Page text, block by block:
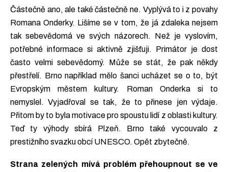
Částečně ano, ale také částečně ne. Vyplývá to i z povahy
Romana Onderky. Lišíme se v tom, že já zdaleka nejsem
tak sebevědomá ve svých názorech. Než je vyslovím,
potřebné informace si aktivně zjišťuji. Primátor je dost
často velmi sebevědomý. Může se stát, že pak někdy
přestřelí. Brno například mělo šanci ucházet se o to, být
Evropským městem kultury. Roman Onderka si to
nemyslel. Vyjadřoval se tak, že to přinese jen výdaje.
Přitom by to byla motivace pro spoustu lidí z oblasti kultury.
Teď ty výhody sbírá Plzeň. Brno také vycouvalo z
prestižního svazku obcí UNESCO. Opět zbytečně.
Strana zelených mívá problém přehoupnout se ve